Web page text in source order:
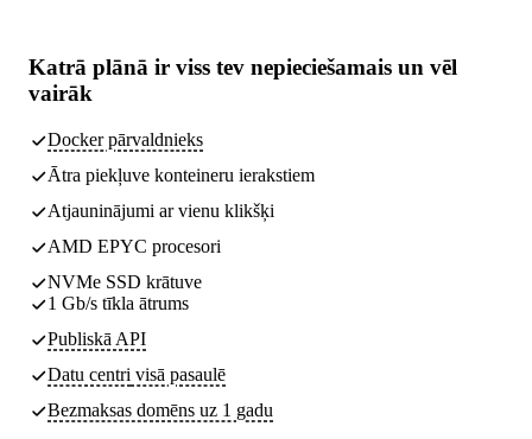
Katrā plānā ir viss tev nepieciešamais un vēl
vairāk
Docker pārvaldnieks
Ātra piekļuve konteineru ierakstiem
Atjauninājumi ar vienu klikšķi
AMD EPYC procesori
NVMe SSD krātuve
1 Gb/s tīkla ātrums
Publiskā API
Datu centri visā pasaulē
Bezmaksas domēns uz 1 gadu